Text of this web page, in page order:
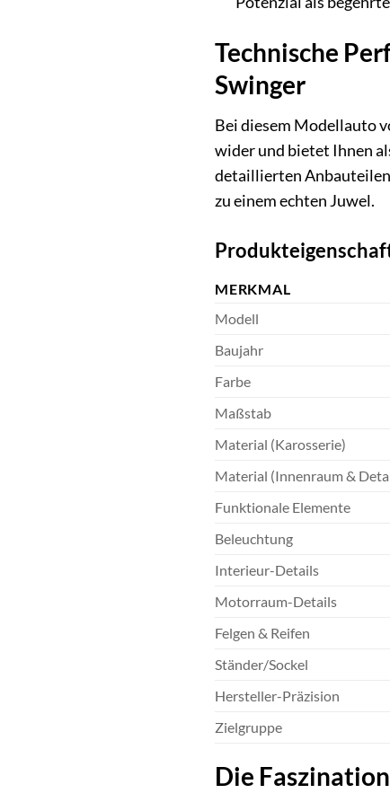
Technische
Swinger
Bei diesem Modellauto
wider und bietet Ihnen
detaillierten
zu einem echten Juwel.
MERKMAL
Modell
Baujahr
Farbe
Maßstab
Material (Karosserie)
Material (Innenraum &
Funktionale Elemente
Beleuchtung
Interieur-Details
Motorraum-Details
Felgen & Reifen
Ständer/Sockel
Hersteller-Präzision
Zielgruppe
Die